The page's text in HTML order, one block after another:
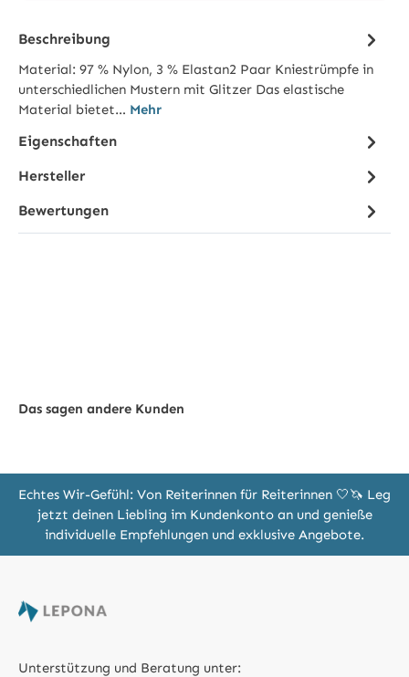
Beschreibung
Material: 97 % Nylon, 3 % Elastan2 Paar Kniestrümpfe in
unterschiedlichen Mustern mit Glitzer Das elastische
Material bietet… Mehr
Eigenschaften
Hersteller
Bewertungen
Das sagen andere Kunden
Echtes Wir-Gefühl: Von Reiterinnen für Reiterinnen 🤍🦄 Leg
jetzt deinen Liebling im Kundenkonto an und genieße
individuelle Empfehlungen und exklusive Angebote.
Unterstützung und Beratung unter: